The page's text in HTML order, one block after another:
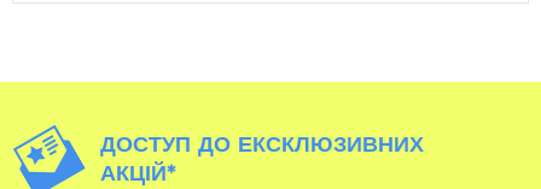
ДОСТУП ДО ЕКСКЛЮЗИВНИХ
АКЦІЙ*